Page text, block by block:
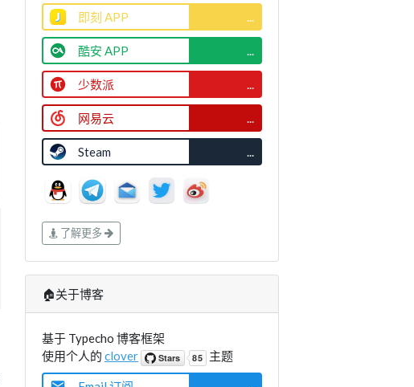
即刻 APP ...
酷安 APP ...
少数派 ...
网易云 ...
Steam ...
了解更多
🏠关于博客
基于 Typecho 博客框架
使用个人的 clover 主题